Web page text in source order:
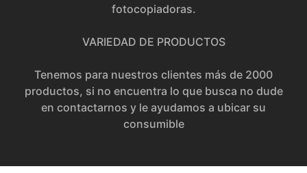
fotocopiadoras.
VARIEDAD DE PRODUCTOS
Tenemos para nuestros clientes más de 2000
productos, si no encuentra lo que busca no dude
en contactarnos y le ayudamos a ubicar su
consumible